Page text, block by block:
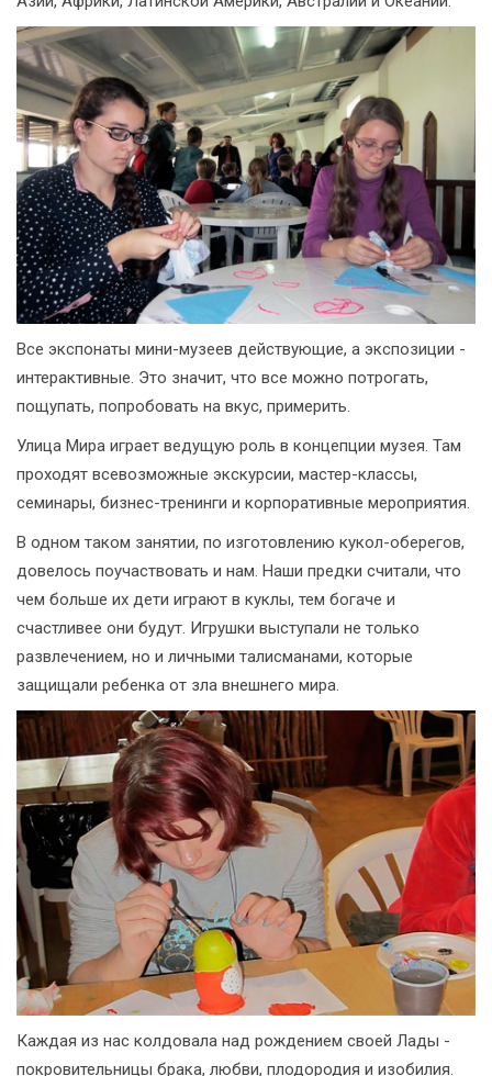
Все экспонаты мини-музеев действующие, а экспозиции -
интерактивные. Это значит, что все можно потрогать,
пощупать, попробовать на вкус, примерить.
Улица Мира играет ведущую роль в концепции музея. Там
проходят всевозможные экскурсии, мастер-классы,
семинары, бизнес-тренинги и корпоративные мероприятия.
В одном таком занятии, по изготовлению кукол-оберегов,
довелось поучаствовать и нам. Наши предки считали, что
чем больше их дети играют в куклы, тем богаче и
счастливее они будут. Игрушки выступали не только
развлечением, но и личными талисманами, которые
защищали ребенка от зла внешнего мира.
Каждая из нас колдовала над рождением своей Лады -
покровительницы брака, любви, плодородия и изобилия.